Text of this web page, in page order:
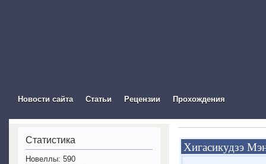
Новости сайта Статьи Рецензии Прохождения
Хигасикудзэ
Статистика
Новеллы: 590